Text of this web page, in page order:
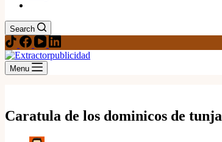
Search
Menu
Caratula de los dominicos de tunja